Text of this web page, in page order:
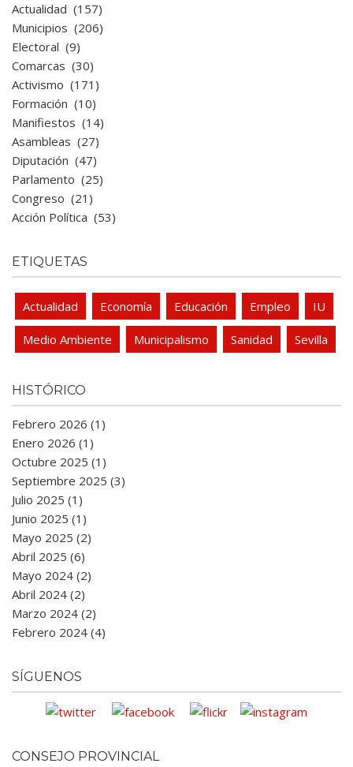
Actualidad (157)
Municipios (206)
Electoral (9)
Comarcas (30)
Activismo (171)
Formación (10)
Manifiestos (14)
Asambleas (27)
Diputación (47)
Parlamento (25)
Congreso (21)
Acción Política (53)
ETIQUETAS
Actualidad Economía Educación Empleo IU
Medio Ambiente Municipalismo Sanidad Sevilla
HISTÓRICO
Febrero 2026 (1)
Enero 2026 (1)
Octubre 2025 (1)
Septiembre 2025 (3)
Julio 2025 (1)
Junio 2025 (1)
Mayo 2025 (2)
Abril 2025 (6)
Mayo 2024 (2)
Abril 2024 (2)
Marzo 2024 (2)
Febrero 2024 (4)
SÍGUENOS
CONSEJO PROVINCIAL